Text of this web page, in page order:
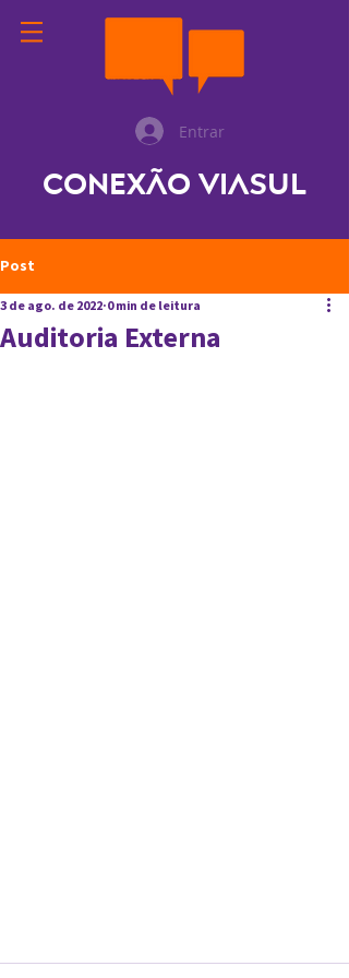
Entrar
Conexão ViaSul
Post
Auditoria Externa
3 de ago. de 2022 0 min de leitura